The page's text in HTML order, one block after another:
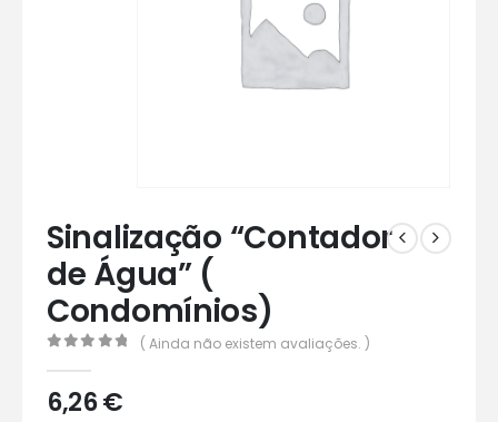
Sinalização “Contador
de Água” (
Condomínios)
( Ainda não existem avaliações. )
6,26€